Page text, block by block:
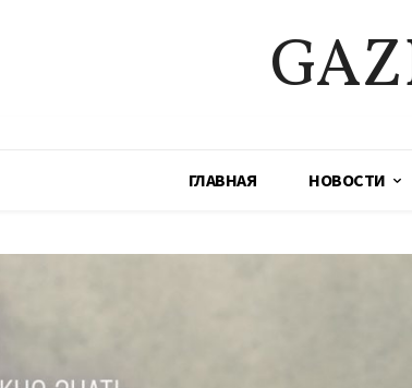
ГЛАВНАЯ НОВОСТИ